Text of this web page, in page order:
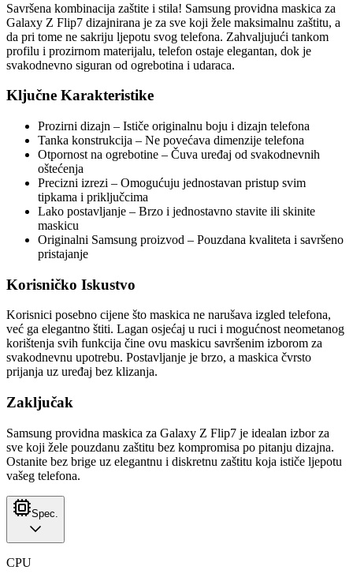
Savršena kombinacija zaštite i stila! Samsung providna maskica za
Galaxy Z Flip7 dizajnirana je za sve koji žele maksimalnu zaštitu, a
da pri tome ne sakriju ljepotu svog telefona. Zahvaljujući tankom
profilu i prozirnom materijalu, telefon ostaje elegantan, dok je
svakodnevno siguran od ogrebotina i udaraca.
Ključne Karakteristike
Prozirni dizajn – Ističe originalnu boju i dizajn telefona
Tanka konstrukcija – Ne povećava dimenzije telefona
Otpornost na ogrebotine – Čuva uređaj od svakodnevnih
oštećenja
Precizni izrezi – Omogućuju jednostavan pristup svim
tipkama i priključcima
Lako postavljanje – Brzo i jednostavno stavite ili skinite
maskicu
Originalni Samsung proizvod – Pouzdana kvaliteta i savršeno
pristajanje
Korisničko Iskustvo
Korisnici posebno cijene što maskica ne narušava izgled telefona,
već ga elegantno štiti. Lagan osjećaj u ruci i mogućnost neometanog
korištenja svih funkcija čine ovu maskicu savršenim izborom za
svakodnevnu upotrebu. Postavljanje je brzo, a maskica čvrsto
prijanja uz uređaj bez klizanja.
Zaključak
Samsung providna maskica za Galaxy Z Flip7 je idealan izbor za
sve koji žele pouzdanu zaštitu bez kompromisa po pitanju dizajna.
Ostanite bez brige uz elegantnu i diskretnu zaštitu koja ističe ljepotu
vašeg telefona.
Spec.
CPU